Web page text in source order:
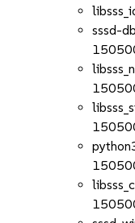
sssd-